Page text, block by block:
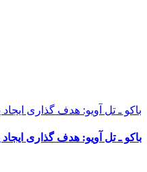
باکو ـ تل آویو: هدف گذاری
باکو ـ تل آویو: هدف گذاری